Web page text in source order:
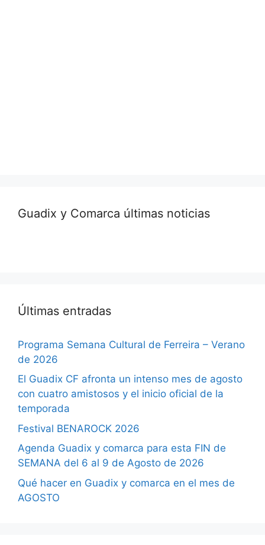
Guadix y Comarca últimas noticias
Últimas entradas
Programa Semana Cultural de Ferreira – Verano
de 2026
El Guadix CF afronta un intenso mes de agosto
con cuatro amistosos y el inicio oficial de la
temporada
Festival BENAROCK 2026
Agenda Guadix y comarca para esta FIN de
SEMANA del 6 al 9 de Agosto de 2026
Qué hacer en Guadix y comarca en el mes de
AGOSTO